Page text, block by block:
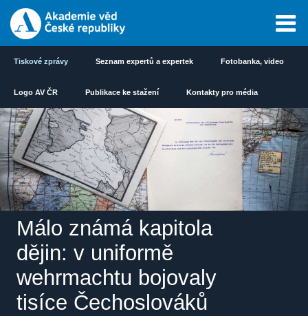
Tiskové zprávy Seznam expertů a expertek Fotobanka, video
Logo AV ČR Publikace ke stažení Kontakty pro média
Málo známá kapitola
dějin: v uniformě
wehrmachtu bojovaly
tisíce Čechoslováků